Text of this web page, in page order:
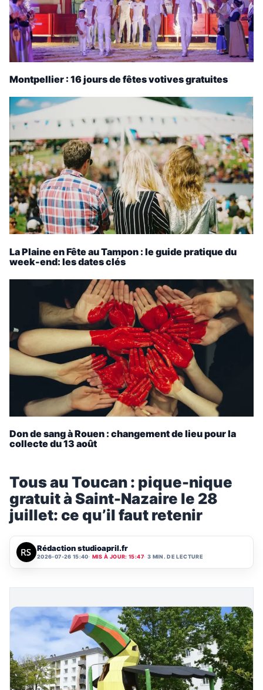
Montpellier : 16 jours de fêtes votives gratuites
La Plaine en Fête au Tampon : le guide pratique du
week-end: les dates clés
Don de sang à Rouen : changement de lieu pour la
collecte du 13 août
Tous au Toucan : pique-nique
gratuit à Saint-Nazaire le 28
juillet: ce qu’il faut retenir
Rédaction studioapril.fr
2026-07-26 15:40 MIS À JOUR: 15:47 3 MIN. DE LECTURE